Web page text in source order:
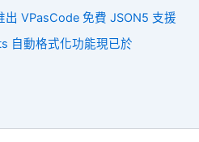
VPasCode 免費 JSON5 支援
自動格式化功能現已於